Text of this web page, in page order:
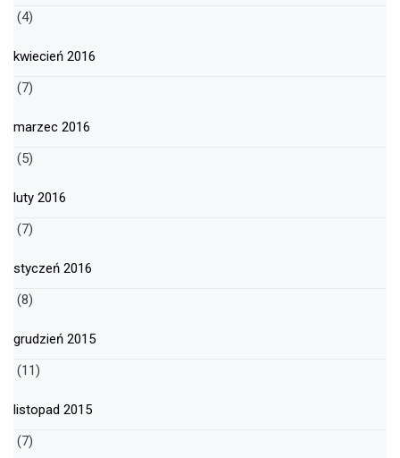
(4)
kwiecień 2016
(7)
marzec 2016
(5)
luty 2016
(7)
styczeń 2016
(8)
grudzień 2015
(11)
listopad 2015
(7)